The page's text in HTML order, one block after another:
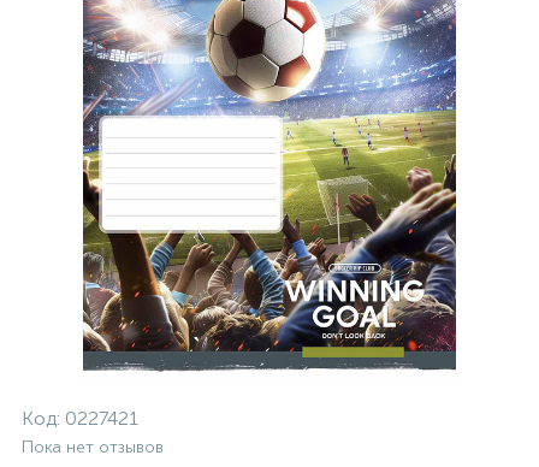
Код: 0227421
Пока нет отзывов